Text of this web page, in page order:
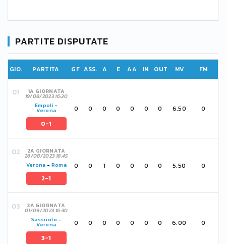
PARTITE DISPUTATE
GIO. PARTITA GF ASS. A E AA IN OUT MV FM
1A GIORNATA
19/08/2023 16:30
Empoli -
Verona
0-1
0 0 0 0 0 0 0 6,50 0
2A GIORNATA
26/08/2023 18:45
Verona - Roma
2-1
0 0 1 0 0 0 0 5,50 0
3A GIORNATA
01/09/2023 16:30
Sassuolo -
Verona
3-1
0 0 0 0 0 0 0 6,00 0